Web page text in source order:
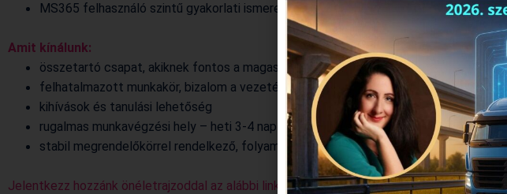
MS365 felhasználó szintű gyakorlati ismeretei
Amit kínálunk:
összetartó csapat, akiknek fontos a magas szakmai minőség a munkában
felhatalmazott munkakör, bizalom a vezetés részéről
kihívások és tanulási lehetőség
rugalmas munkavégzési hely – heti 3-4 nap home office lehetőség
stabil megrendelőkörrel rendelkező, folyamatosan növekvő cég
Jelentkezz hozzánk önéletrajzoddal az alábbi linken: